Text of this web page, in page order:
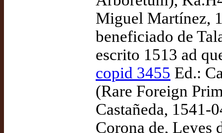
Miguel Martínez,
beneficiado de
escrito 1513 ad
copid 3455 Ed.:
(Rare Foreign
Castañeda, 1541-
Corona de, Leyes